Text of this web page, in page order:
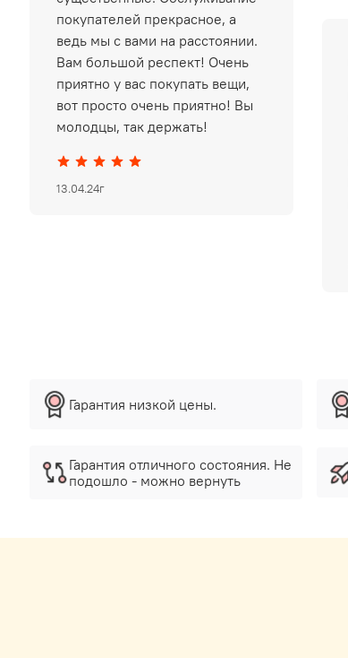
покупателей прекрасное, а
ведь мы с вами на расстоянии.
Вам большой респект! Очень
приятно у вас покупать вещи,
вот просто очень приятно! Вы
молодцы, так держать!
13.04.24г
Гарантия низкой цены.
Гарантия отличного состояния. Не
подошло - можно вернуть